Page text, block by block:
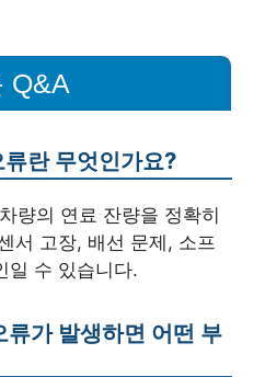
Q&A
란 무엇인가요?
량의 연료 잔량을 정확히
서 고장, 배선 문제, 소프
일 수 있습니다.
가 발생하면 어떤 부